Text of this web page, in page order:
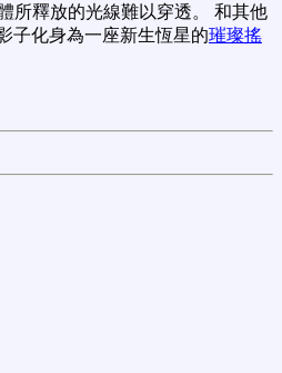
所釋放的光線難以穿透。 和其他
子化身為一座新生恆星的璀璨搖